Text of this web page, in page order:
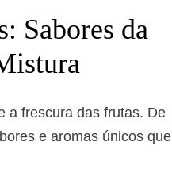
Sabores da
a frescura das frutas. De
e aromas únicos que